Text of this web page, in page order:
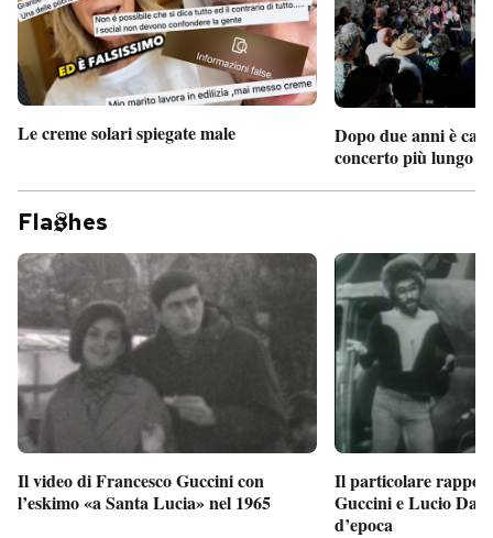
Le creme solari spiegate male
Dopo due anni è
concerto più lungo
Fla hes
Il video di Francesco Guccini con
l’eskimo «a Santa Lucia» nel 1965
Il particolare
Guccini e Lucio
d’epoca